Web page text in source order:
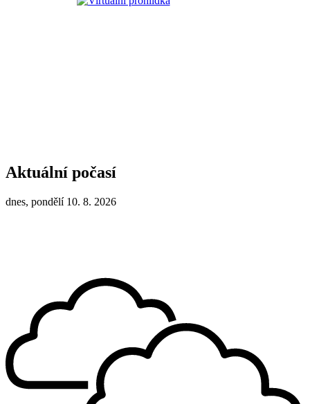
Aktuální počasí
dnes, pondělí 10. 8. 2026